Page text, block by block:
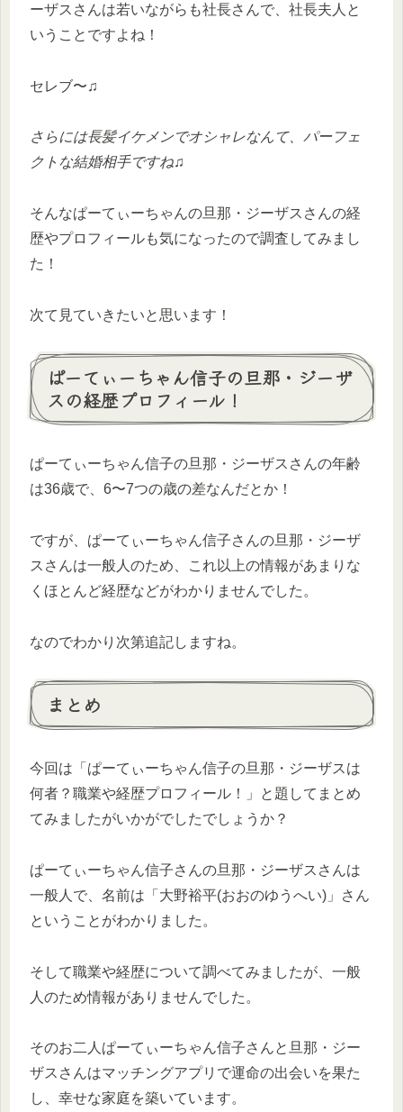
ーザスさんは若いながらも社長さんで、社長夫人と
いうことですよね！
セレブ〜♫
さらには長髪イケメンでオシャレなんて、パーフェ
クトな結婚相手ですね♫
そんなぱーてぃーちゃんの旦那・ジーザスさんの経
歴やプロフィールも気になったので調査してみまし
た！
次て見ていきたいと思います！
ぱーてぃーちゃん信子の旦那・ジーザ
スの経歴プロフィール！
ぱーてぃーちゃん信子の旦那・ジーザスさんの年齢
は36歳で、6〜7つの歳の差なんだとか！
ですが、ぱーてぃーちゃん信子さんの旦那・ジーザ
スさんは一般人のため、これ以上の情報があまりな
くほとんど経歴などがわかりませんでした。
なのでわかり次第追記しますね。
まとめ
今回は「ぱーてぃーちゃん信子の旦那・ジーザスは
何者？職業や経歴プロフィール！」と題してまとめ
てみましたがいかがでしたでしょうか？
ぱーてぃーちゃん信子さんの旦那・ジーザスさんは
一般人で、名前は「大野裕平(おおのゆうへい)」さん
ということがわかりました。
そして職業や経歴について調べてみましたが、一般
人のため情報がありませんでした。
そのお二人ぱーてぃーちゃん信子さんと旦那・ジー
ザスさんはマッチングアプリで運命の出会いを果た
し、幸せな家庭を築いています。